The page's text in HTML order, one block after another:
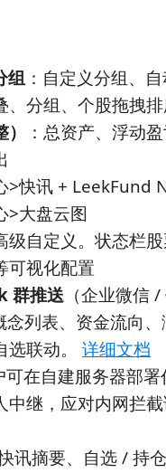
组 ：自定义分组、
、分组、个股拖拽
：总资产、浮动
>快讯 + LeekFund
>大盘云图
级自定义。状态栏
可视化配置
群推送 （企业微信
念列表、资金流向
联动。 详细文档
可在自建服务器部
中继，应对内网拦
讯摘要、自选 / 持